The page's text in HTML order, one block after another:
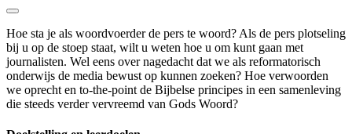
Hoe sta je als woordvoerder de pers te woord? Als de pers plotseling
bij u op de stoep staat, wilt u weten hoe u om kunt gaan met
journalisten. Wel eens over nagedacht dat we als reformatorisch
onderwijs de media bewust op kunnen zoeken? Hoe verwoorden
we oprecht en to-the-point de Bijbelse principes in een samenleving
die steeds verder vervreemd van Gods Woord?